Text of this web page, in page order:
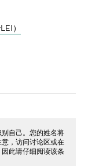
）
自己。您的姓名将
，访问讨论区或在
此请仔细阅读该条